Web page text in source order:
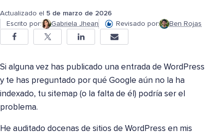
Actualizado el 5 de marzo de 2026
Escrito por:
Gabriela Jhean Revisado por: Ben Rojas
Si alguna vez has publicado una entrada de WordPress
y te has preguntado por qué Google aún no la ha
indexado, tu sitemap (o la falta de él) podría ser el
problema.
He auditado docenas de sitios de WordPress en mis